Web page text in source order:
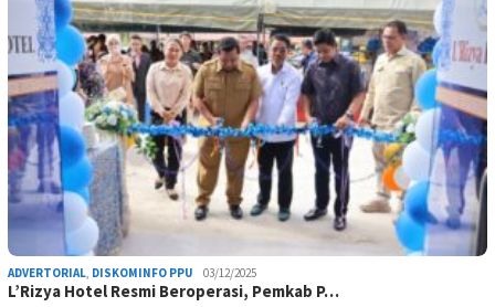
ADVERTORIAL, DISKOMINFO PPU 03/12/2025
L’Rizya Hotel Resmi Beroperasi, Pemkab P…